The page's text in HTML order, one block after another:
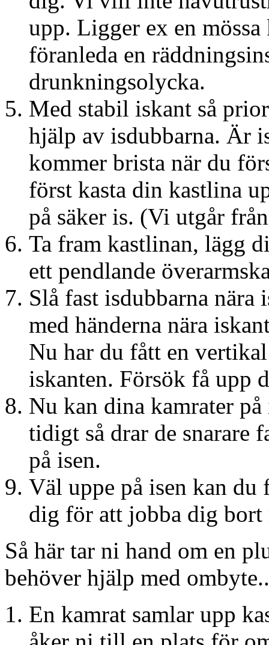
upp. Ligger ex en mössa
föranleda en
drunkningsolycka.
Med stabil iskant så
hjälp av isdubbarna. Är
kommer brista när du
först kasta din kastlina
på säker is. (Vi utgår
Ta fram kastlinan, lägg
ett pendlande
Slå fast isdubbarna nära
med händerna nära
Nu har du fått en
iskanten. Försök få upp
Nu kan dina kamrater
tidigt så drar de snarare
på isen.
Väl uppe på isen kan
dig för att jobba dig bort
Så här tar ni hand om en
behöver hjälp med
En kamrat samlar upp